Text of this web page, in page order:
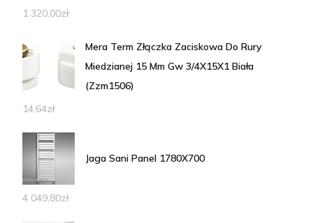
1 320,00zł
Mera Term Złączka Zaciskowa Do Rury
Miedzianej 15 Mm Gw 3/4X15X1 Biała
(Zzm1506)
14,64zł
Jaga Sani Panel 1780X700
4 049,80zł